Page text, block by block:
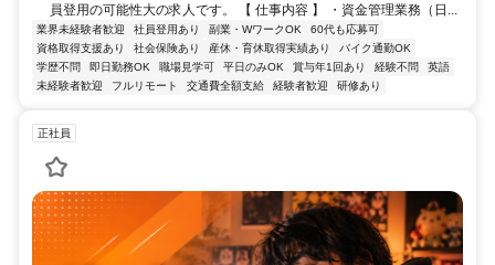
員登用の可能性大の求人です。 【 仕事内容 】 ・資金管理業務（日...
業界未経験者歓迎 社員登用あり 副業・WワークOK
60代も応募可
資格取得支援あり
社会保険あり 産休・育休取得実績あり
バイク通勤OK
学歴不問
即日勤務OK 職場見学可 平日のみOK 賞与年1回あり 経験不問
英語
未経験者歓迎
フルリモート 交通費全額支給 経験者歓迎 研修あり
正社員